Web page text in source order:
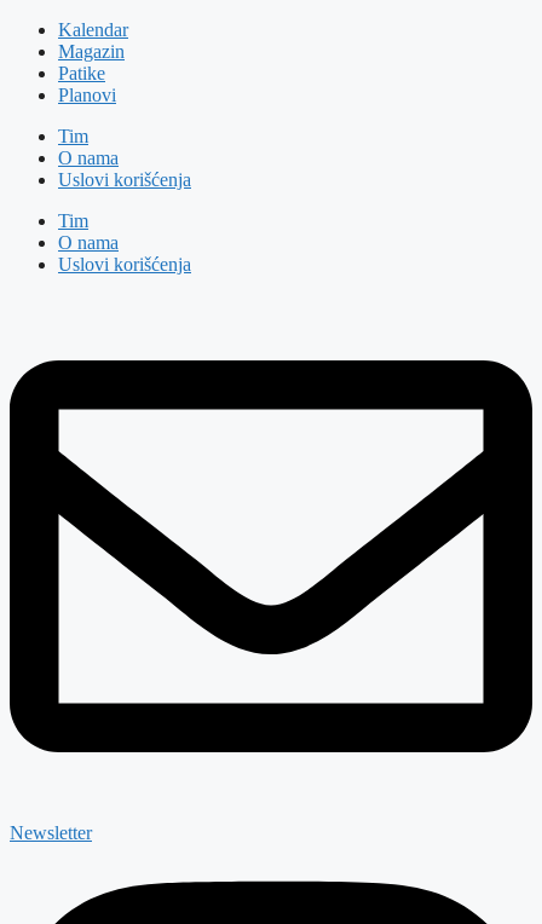
Kalendar
Magazin
Patike
Planovi
Tim
O nama
Uslovi korišćenja
Tim
O nama
Uslovi korišćenja
Newsletter